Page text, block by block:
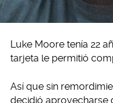
Luke Moore tenía 22
tarjeta le permitió
Así que sin
decidió aprovecharse